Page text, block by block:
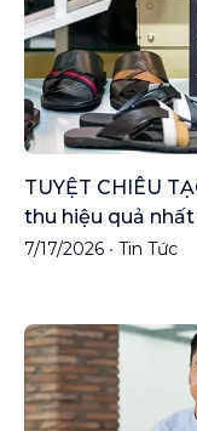
TUYỆT CHIÊU
thu hiệu quả
7/17/2026 • Tin Tức